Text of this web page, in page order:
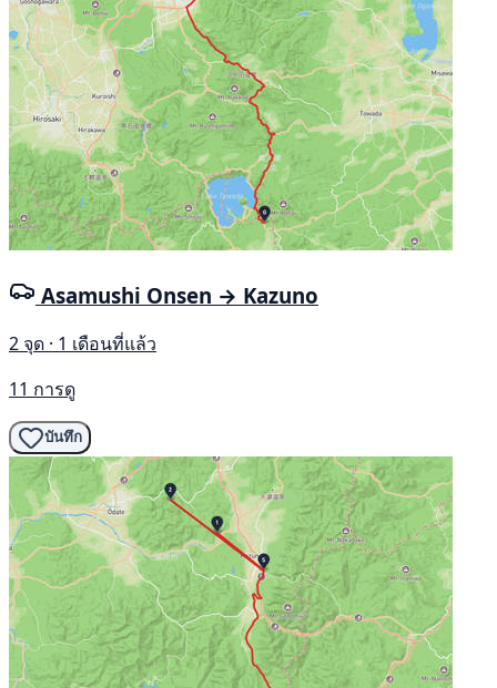
Asamushi Onsen → Kazuno
2 จุด · 1 เดือนที่แล้ว
11 การดู
บันทึก